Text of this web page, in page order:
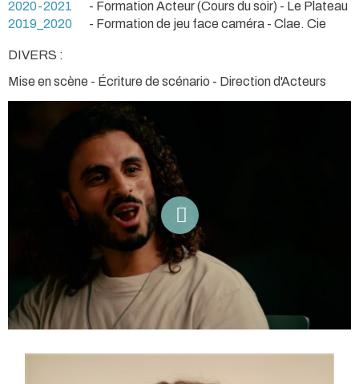
2020-2021
- Formation Acteur (Cours du soir) - Le Plateau
2019_2020
- Formation de jeu face caméra - Clae. Cie
DIVERS :
Mise en scène - Écriture de scénario - Direction d'Acteurs